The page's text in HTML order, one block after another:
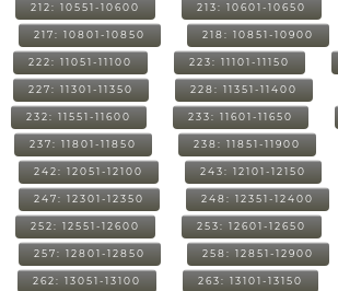
212: 10551-10600 213: 10601-10650
217: 10801-10850 218: 10851-10900
222: 11051-11100 223: 11101-11150
227: 11301-11350 228: 11351-11400
232: 11551-11600 233: 11601-11650
237: 11801-11850 238: 11851-11900
242: 12051-12100 243: 12101-12150
247: 12301-12350 248: 12351-12400
252: 12551-12600 253: 12601-12650
257: 12801-12850 258: 12851-12900
262: 13051-13100 263: 13101-13150